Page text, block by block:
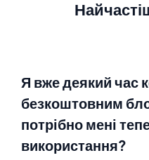
Я вже деякий час
безкоштовним
потрібно мені
використання?